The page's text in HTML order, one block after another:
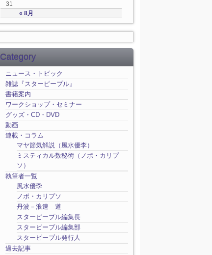
« 8月
31
Category
ニュース・トピック
雑誌『スターピープル』
書籍案内
ワークショップ・セミナー
グッズ・CD・DVD
動画
連載・コラム
マヤ節気解説（風水優李）
ミスティカル数秘術（ノボ・カリプ
ソ）
執筆者一覧
風水優季
ノボ・カリプソ
丹波－浪速 道
スターピープル編集長
スターピープル編集部
スターピープル発行人
過去記事